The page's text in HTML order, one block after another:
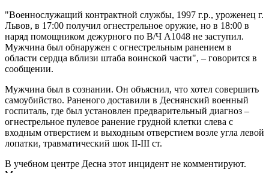
"Военнослужащий контрактной службы, 1997 г.р., уроженец г.
Львов, в 17:00 получил огнестрельное оружие, но в 18:00 в
наряд помощником дежурного по В/Ч А1048 не заступил.
Мужчина был обнаружен с огнестрельным ранением в
области сердца вблизи штаба воинской части", – говорится в
сообщении.
Мужчина был в сознании. Он объяснил, что хотел совершить
самоубийство. Раненого доставили в Деснянский военный
госпиталь, где был установлен предварительный диагноз –
огнестрельное пулевое ранение грудной клетки слева с
входным отверстием и выходным отверстием возле угла левой
лопатки, травматический шок II-III ст.
В учебном центре Десна этот инцидент не комментируют.